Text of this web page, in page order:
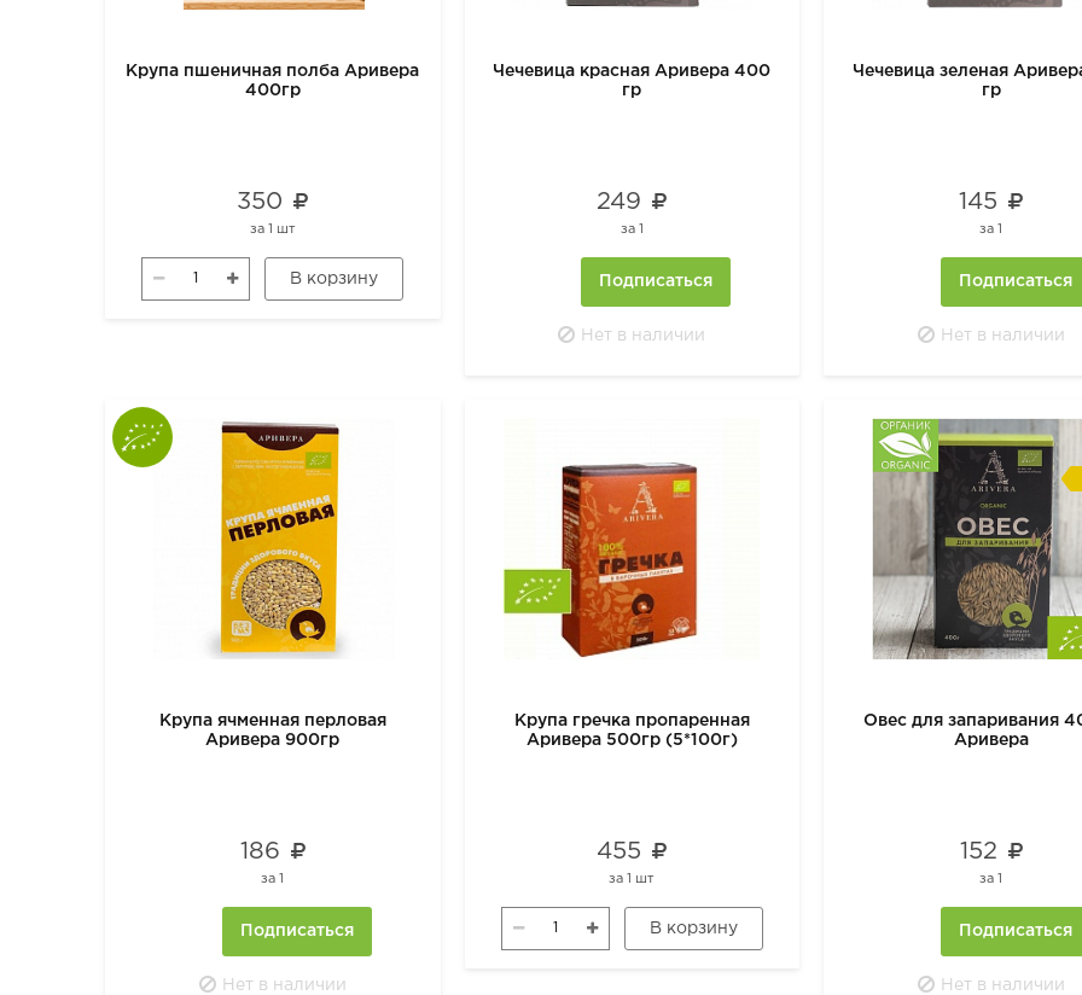
Крупа пшеничная полба Аривера
400гр
350
за 1 шт
В корзину
Чечевица красная Аривера 400
гр
249
за 1
Подписаться
Нет в наличии
Чечевица зеленая
гр
145
за1
Подписаться
Нет в наличии
Крупа ячменная перловая
Аривера 900гр
186
за1
Подписаться
Нет в наличии
Крупа гречка пропаренная
Аривера 500гр (5*100г)
455
за1 шт
В корзину
Овес для запаривания
Аривера
152
за1
Подписаться
Нет в наличии